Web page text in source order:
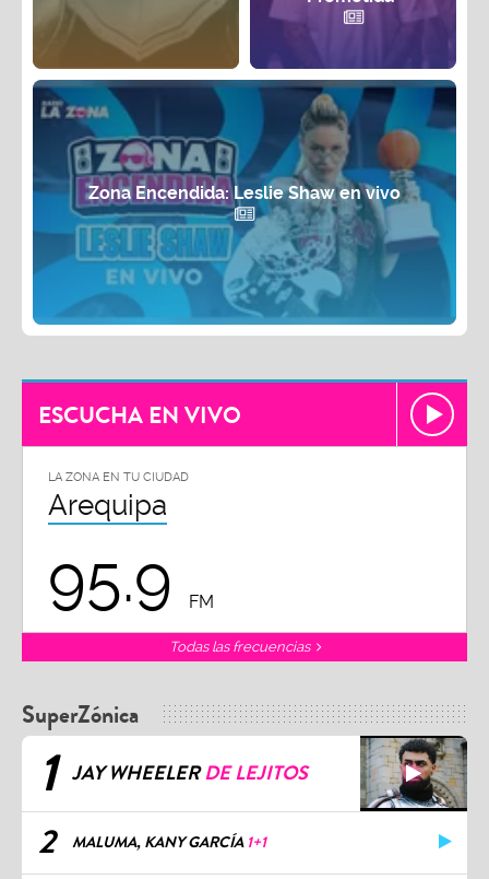
Zona Encendida: Leslie Shaw en vivo
ESCUCHA EN VIVO
LA ZONA EN TU CIUDAD
Arequipa
95.9 FM
Todas las frecuencias
SuperZónica
1 JAY WHEELERDE LEJITOS
2 MALUMA, KANY GARCÍA 1+1